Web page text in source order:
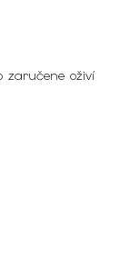
zaručene oživí